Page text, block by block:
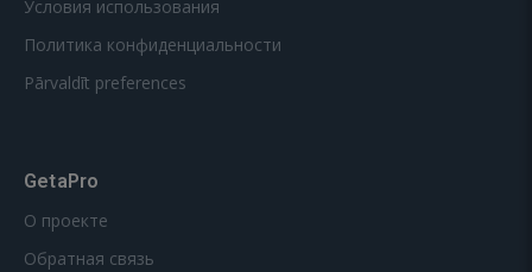
Условия использования
Политика конфиденциальности
Pārvaldīt preferences
GetaPro
О проекте
Обратная связь